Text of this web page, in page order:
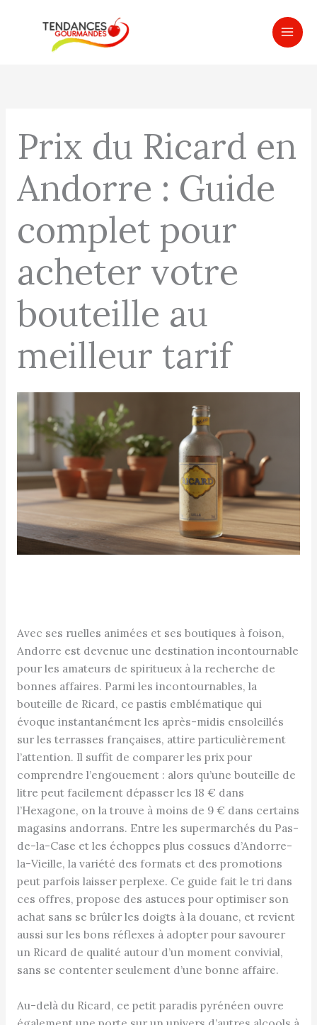
Prix du Ricard en
Andorre : Guide
complet pour
acheter votre
bouteille au
meilleur tarif
Avec ses ruelles animées et ses boutiques à foison,
Andorre est devenue une destination incontournable
pour les amateurs de spiritueux à la recherche de
bonnes affaires. Parmi les incontournables, la
bouteille de Ricard, ce pastis emblématique qui
évoque instantanément les après-midis ensoleillés
sur les terrasses françaises, attire particulièrement
l’attention. Il suffit de comparer les prix pour
comprendre l’engouement : alors qu’une bouteille de
litre peut facilement dépasser les 18 € dans
l’Hexagone, on la trouve à moins de 9 € dans certains
magasins andorrans. Entre les supermarchés du Pas-
de-la-Case et les échoppes plus cossues d’Andorre-
la-Vieille, la variété des formats et des promotions
peut parfois laisser perplexe. Ce guide fait le tri dans
ces offres, propose des astuces pour optimiser son
achat sans se brûler les doigts à la douane, et revient
aussi sur les bons réflexes à adopter pour savourer
un Ricard de qualité autour d’un moment convivial,
sans se contenter seulement d’une bonne affaire.
Au-delà du Ricard, ce petit paradis pyrénéen ouvre